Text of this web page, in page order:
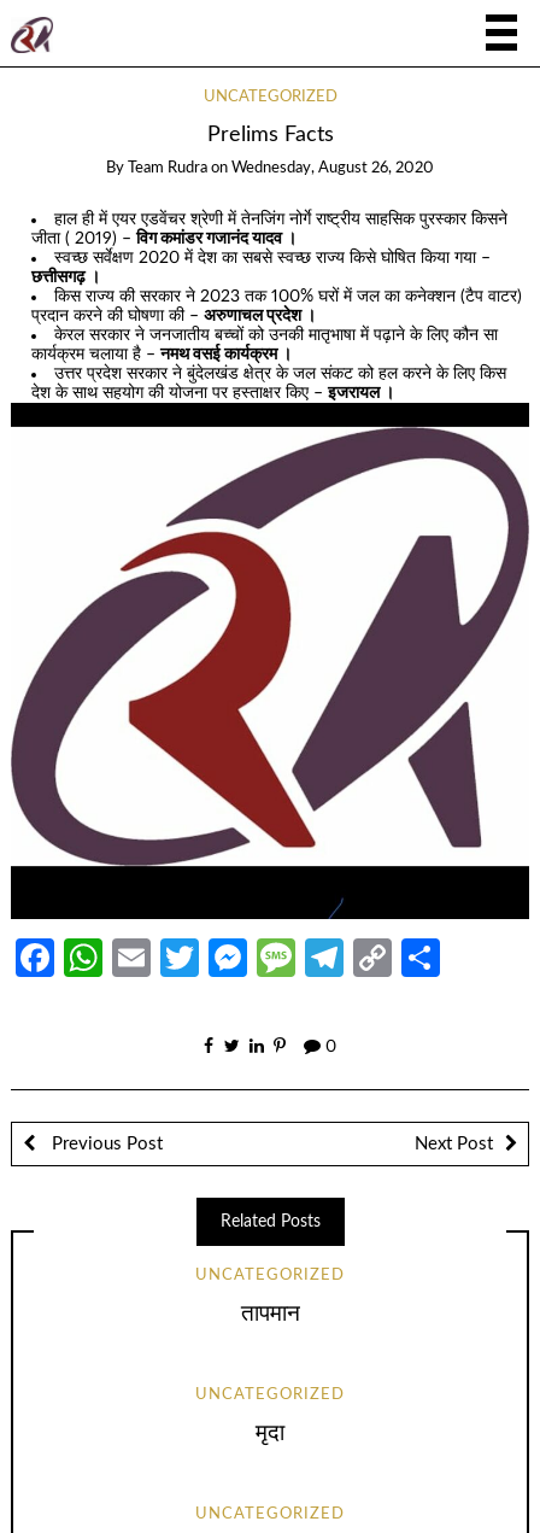
UNCATEGORIZED
Prelims Facts
By Team Rudra on Wednesday, August 26, 2020
हाल ही में एयर एडवेंचर श्रेणी में तेनजिंग नोर्गे राष्ट्रीय साहसिक पुरस्कार किसने
जीता ( 2019) –विग कमांडर गजानंद यादव ।
स्वच्छ सर्वेक्षण 2020 में देश का सबसे स्वच्छ राज्य किसे घोषित किया गया –
छत्तीसगढ़ ।
किस राज्य की सरकार ने 2023 तक 100% घरों में जल का कनेक्शन (टैप वाटर)
प्रदान करने की घोषणा की –अरुणाचल प्रदेश ।
केरल सरकार ने जनजातीय बच्चों को उनकी मातृभाषा में पढ़ाने के लिए कौन सा
कार्यक्रम चलाया है –नमथ वसई कार्यक्रम ।
उत्तर प्रदेश सरकार ने बुंदेलखंड क्षेत्र के जल संकट को हल करने के लिए किस
देश के साथ सहयोग की योजना पर हस्ताक्षर किए –इजरायल ।
Facebook
WhatsApp
EmailTwitter
Messenger
Message
Telegram
Copy
0
Previous Post Next Post
Related Posts
UNCATEGORIZED
तापमान
UNCATEGORIZED
मृदा
UNCATEGORIZED